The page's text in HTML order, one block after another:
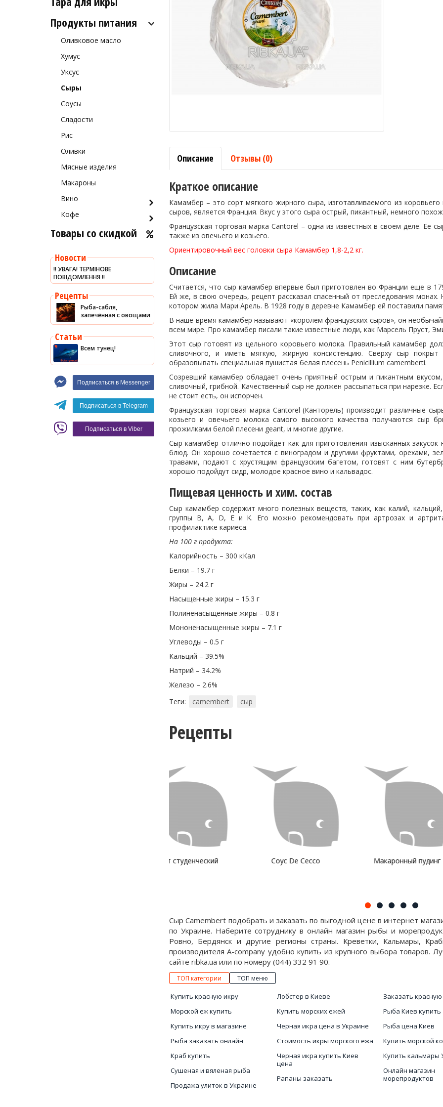
Мясо гребешка
Рапаны
Улитки
Устрицы
Другое
Рыба холодного и
Продукты питания
Оливковое масло
Хумус
Уксус
Сыры
Соусы
Сладости
Рис
Оливки
Мясные изделия
Макароны
Вино
Белое вино
Красное вино
Кофе
Blaser
Товары со скидкой
Новости
‼️ УВАГА! ТЕРМІНОВЕ
ПОВІДОМЛЕННЯ ‼️
Рецепты
Рыба-сабля,
запечённая с овощами
Статьи
Всем тунец!
Подписаться в Messenger
Подписаться в Telegram
Подписаться в Viber
Описание Отзывы (0)
Краткое описание
Камамбер – это сорт мягкого жирного сыра, изготавливаемого из
сыров, является Франция. Вкус у этого сыра острый, пикантный, немного
Французская торговая марка Cantorel – одна из известных в своем деле. Ее
также из овечьего и козьего.
Ориентировочный вес головки сыра Камамбер 1,8-2,2 кг.
Описание
Считается, что сыр камамбер впервые был приготовлен во Франции еще в
Ей же, в свою очередь, рецепт рассказал спасенный от преследования
котором жила Мари Арель. В 1928 году в деревне Камамбер ей поставили
В наше время камамбер называют «королем французских сыров», он
всем мире. Про камамбер писали такие известные люди, как Марсель Пруст,
Этот сыр готовят из цельного коровьего молока. Правильный камамбер
сливочного, и иметь мягкую, жирную консистенцию. Сверху сыр
образовывать специальная пушистая белая плесень Penicillium camemberti.
Созревший камамбер обладает очень приятный острым и пикантным
сливочный, грибной. Качественный сыр не должен рассыпаться при нарезке.
не стоит есть, он испорчен.
Французская торговая марка Cantorel (Канторель) производит различные
козьего и овечьего молока самого высокого качества получаются сыр
прожилками белой плесени geant, и многие другие.
Сыр камамбер отлично подойдет как для приготовления изысканных
блюд. Он хорошо сочетается с виноградом и другими фруктами, орехами,
травами, подают с хрустящим французским багетом, готовят с ним
хорошо подойдут сидр, молодое красное вино и кальвадос.
Пищевая ценность и хим. состав
Сыр камамбер содержит много полезных веществ, таких, как калий,
группы В, А, D, E и K. Его можно рекомендовать при артрозах и
профилактике кариеса.
На 100 г продукта:
Калорийность – 300 кКал
Белки – 19.7 г
Жиры – 24.2 г
Насыщенные жиры – 15.3 г
Полиненасыщенные жиры – 0.8 г
Мононенасыщенные жиры – 7.1 г
Углеводы – 0.5 г
Кальций – 39.5%
Натрий – 34.2%
Железо – 2.6%
Теги:
сamembert сыр
Рецепты
Соус De Cecco Макаронный пудинг
Сыр Сamembert подобрать и заказать по выгодной цене в интернет
по Украине. Наберите сотруднику в онлайн магазин рыбы и
Ровно, Бердянск и другие регионы страны. Креветки, Кальмары,
производителя A-company удобно купить из крупного выбора товаров.
сайте ribka.ua или по номеру (044) 332 91 90.
ТОП категории ТОП меню
Купить красную икру
Морской еж купить
Купить икру в магазине
Рыба заказать онлайн
Краб купить
Сушеная и вяленая рыба
Продажа улиток в Украине
Лобстер в Киеве
Купить морских ежей
Черная икра цена в Украине
Стоимость икры морского ежа
Черная икра купить Киев
цена
Рапаны заказать
Заказать
Рыба Киев купить
Рыба цена Киев
Купить морской
Купить кальмары
Онлайн магазин
морепродуктов